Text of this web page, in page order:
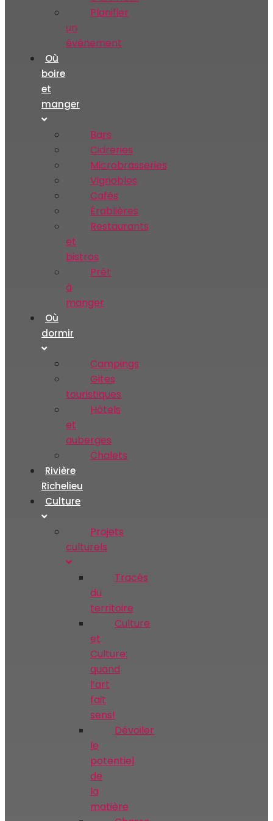
Planifier
un
événement
Où
boire
et
manger
Bars
Cidreries
Microbrasseries
Vignobles
Cafés
Érablières
Restaurants
et
bistros
Prêt
à
manger
Où
dormir
Campings
Gites
touristiques
Hôtels
et
auberges
Chalets
Rivière
Richelieu
Culture
Projets
culturels
Tracés
du
territoire
Culture
et
Culture:
quand
l’art
fait
sens!
Dévoiler
le
potentiel
de
la
matière